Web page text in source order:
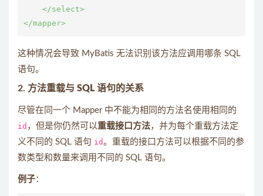
    </select>
这种情况会导致 MyBatis 无法识别该方法应调用哪条 SQL
语句。
2. 方法重载与 SQL 语句的关系
尽管在同一个 Mapper 中不能为相同的方法名使用相同的
id ，但是你仍然可以重载接口方法，并为每个重载方法定
义不同的 SQL 语句 id。重载的接口方法可以根据不同的参
数类型和数量来调用不同的 SQL 语句。
例子：